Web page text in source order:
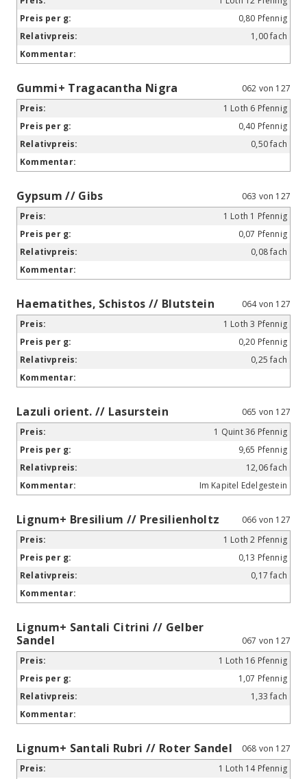
0,80 Pfennig
1,00 fach
Gummi+ Tragacantha Nigra
062 von 127
1 Loth 6 Pfennig
0,40 Pfennig
0,50 fach
Gypsum // Gibs
063 von 127
1 Loth 1 Pfennig
0,07 Pfennig
0,08 fach
Haematithes, Schistos // Blutstein
064 von 127
1 Loth 3 Pfennig
0,20 Pfennig
0,25 fach
Lazuli orient. // Lasurstein
065 von 127
1 Quint 36 Pfennig
9,65 Pfennig
12,06 fach
Im Kapitel Edelgestein
Lignum+ Bresilium // Presilienholtz
066 von 127
1 Loth 2 Pfennig
0,13 Pfennig
0,17 fach
Lignum+ Santali Citrini // Gelber
Sandel
067 von 127
1 Loth 16 Pfennig
1,07 Pfennig
1,33 fach
Lignum+ Santali Rubri // Roter Sandel
068 von 127
1 Loth 14 Pfennig